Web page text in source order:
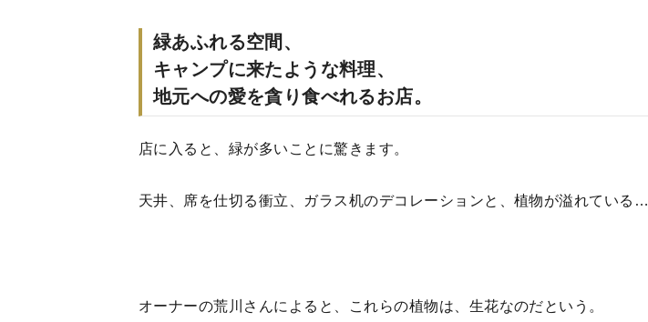
緑あふれる空間、
キャンプに来たような料理、
地元への愛を貪り食べれるお店。
店に入ると、緑が多いことに驚きます。
天井、席を仕切る衝立、ガラス机のデコレーションと、植物が溢れている…
オーナーの荒川さんによると、これらの植物は、生花なのだという。